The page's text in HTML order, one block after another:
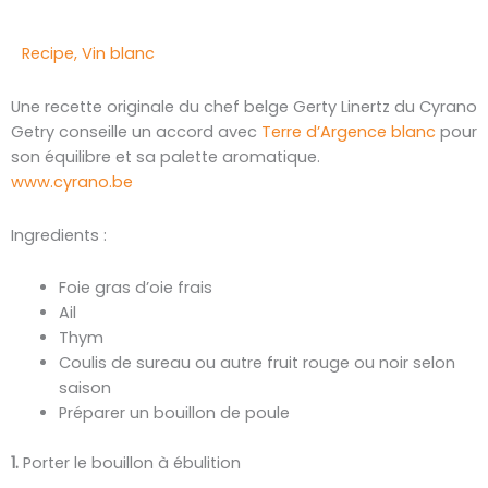
Recipe, Vin blanc
Une recette originale du chef belge Gerty Linertz du Cyrano
Getry conseille un accord avec Terre d’Argence blanc pour
son équilibre et sa palette aromatique.
www.cyrano.be
Ingredients :
Foie gras d’oie frais
Ail
Thym
Coulis de sureau ou autre fruit rouge ou noir selon
saison
Préparer un bouillon de poule
1. Porter le bouillon à ébulition